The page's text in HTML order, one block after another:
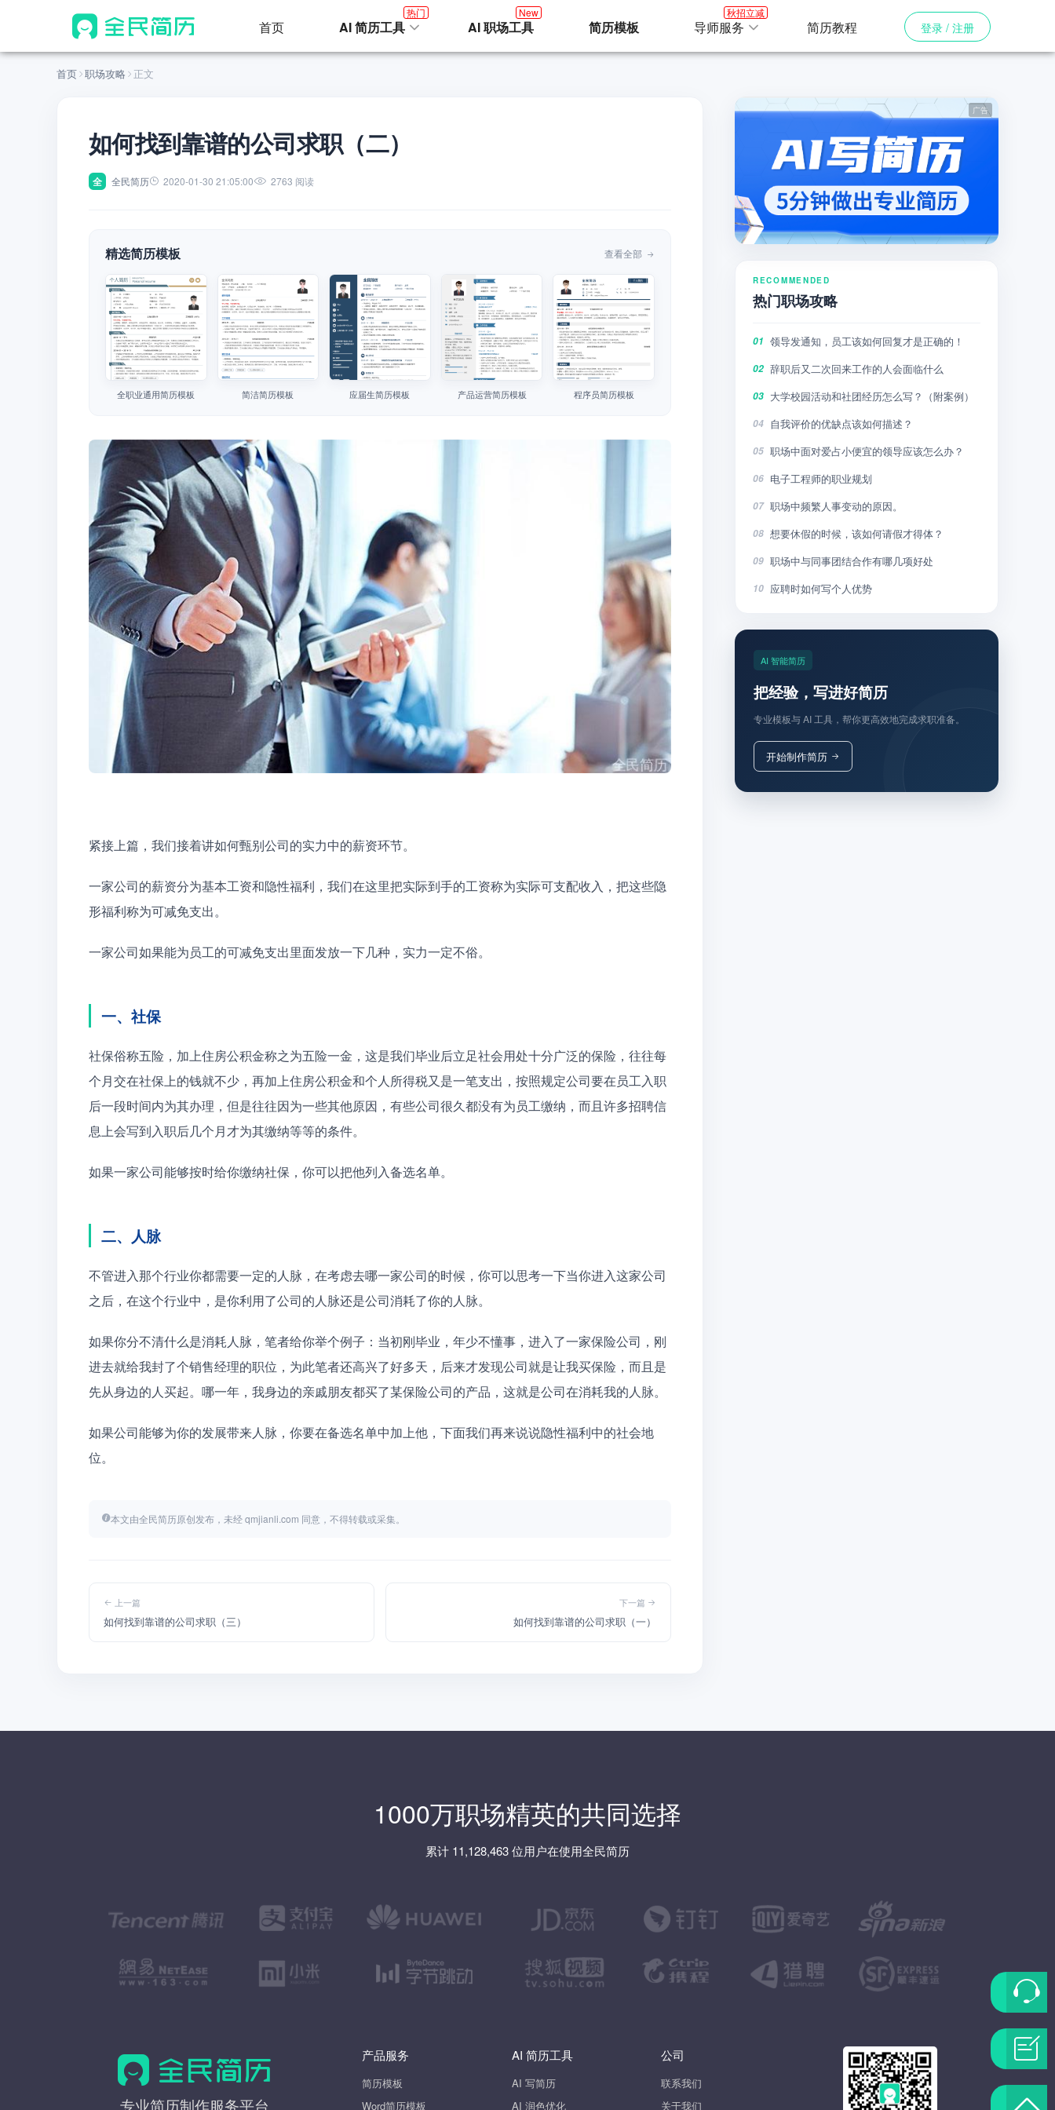
首页 AI 简历工具
热门
AI 职场工具
New
简历模板 导师服务
秋招立减
简历教程 登录 / 注册
首页 职场攻略 正文
如何找到靠谱的公司求职（二）
全 全民简历 2020-01-30 21:05:00 2763 阅读
精选简历模板 查看全部
全职业通用简历模板 简洁简历模板 应届生简历模板 产品运营简历模板 程序员简历模板
紧接上篇，我们接着讲如何甄别公司的实力中的薪资环节。
一家公司的薪资分为基本工资和隐性福利，我们在这里把实际到手的工资称为实际可支配收入，把这些隐
形福利称为可减免支出。
一家公司如果能为员工的可减免支出里面发放一下几种，实力一定不俗。
一、社保
社保俗称五险，加上住房公积金称之为五险一金，这是我们毕业后立足社会用处十分广泛的保险，往往每
个月交在社保上的钱就不少，再加上住房公积金和个人所得税又是一笔支出，按照规定公司要在员工入职
后一段时间内为其办理，但是往往因为一些其他原因，有些公司很久都没有为员工缴纳，而且许多招聘信
息上会写到入职后几个月才为其缴纳等等的条件。
如果一家公司能够按时给你缴纳社保，你可以把他列入备选名单。
二、人脉
不管进入那个行业你都需要一定的人脉，在考虑去哪一家公司的时候，你可以思考一下当你进入这家公司
之后，在这个行业中，是你利用了公司的人脉还是公司消耗了你的人脉。
如果你分不清什么是消耗人脉，笔者给你举个例子：当初刚毕业，年少不懂事，进入了一家保险公司，刚
进去就给我封了个销售经理的职位，为此笔者还高兴了好多天，后来才发现公司就是让我买保险，而且是
先从身边的人买起。哪一年，我身边的亲戚朋友都买了某保险公司的产品，这就是公司在消耗我的人脉。
如果公司能够为你的发展带来人脉，你要在备选名单中加上他，下面我们再来说说隐性福利中的社会地
位。
本文由全民简历原创发布，未经 qmjianli.com 同意，不得转载或采集。
上一篇
如何找到靠谱的公司求职（三）
下一篇
如何找到靠谱的公司求职（一）
RECOMMENDED
热门职场攻略
01 领导发通知，员工该如何回复才是正确的！
02 辞职后又二次回来工作的人会面临什么
03 大学校园活动和社团经历怎么写？（附案例）
04 自我评价的优缺点该如何描述？
05 职场中面对爱占小便宜的领导应该怎么办？
06 电子工程师的职业规划
07 职场中频繁人事变动的原因。
08 想要休假的时候，该如何请假才得体？
09 职场中与同事团结合作有哪几项好处
10 应聘时如何写个人优势
AI 智能简历
把经验，写进好简历
专业模板与 AI 工具，帮你更高效地完成求职准备。
开始制作简历
1000万职场精英的共同选择
累计 11,128,463 位用户在使用全民简历
全
专业简历制作服务平台
产品服务
简历模板
Word简历模板
AI 简历工具
AI 写简历
AI 润色优化
公司
联系我们
关于我们
联
系
客
题
返